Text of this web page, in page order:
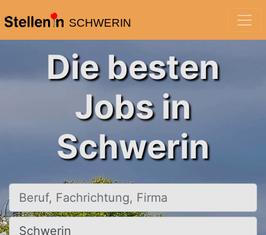
SCHWERIN
Die besten
Jobs in
Schwerin
Beruf, Fachrichtung, Firma
Ort, Stadt